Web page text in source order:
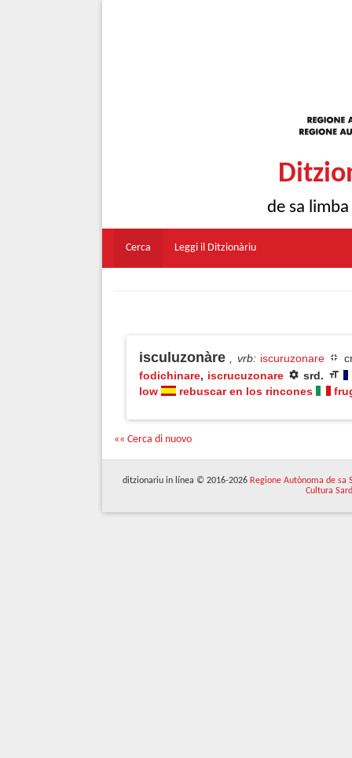
de sa
Cerca Leggi il Ditzionàriu
isculuzonàre , vrb: iscuruzonare
fodichinare, iscrucuzonare
srd.
low
rebuscar en los rincones
«« Cerca di nuovo
ditzionariu in línea © 2016-2026 Regione Autònoma de sa
Cultura